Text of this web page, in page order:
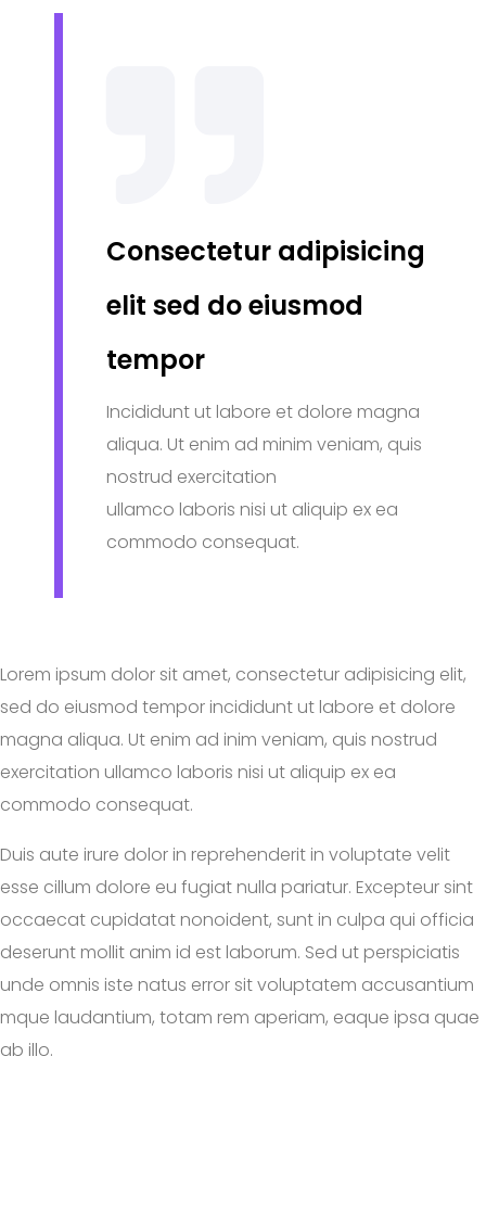
Consectetur adipisicing
elit sed do eiusmod
tempor
Incididunt ut labore et dolore magna
aliqua. Ut enim ad minim veniam, quis
nostrud exercitation
ullamco laboris nisi ut aliquip ex ea
commodo consequat.
Lorem ipsum dolor sit amet, consectetur adipisicing elit,
sed do eiusmod tempor incididunt ut labore et dolore
magna aliqua. Ut enim ad inim veniam, quis nostrud
exercitation ullamco laboris nisi ut aliquip ex ea
commodo consequat.
Duis aute irure dolor in reprehenderit in voluptate velit
esse cillum dolore eu fugiat nulla pariatur. Excepteur sint
occaecat cupidatat nonoident, sunt in culpa qui officia
deserunt mollit anim id est laborum. Sed ut perspiciatis
unde omnis iste natus error sit voluptatem accusantium
mque laudantium, totam rem aperiam, eaque ipsa quae
ab illo.